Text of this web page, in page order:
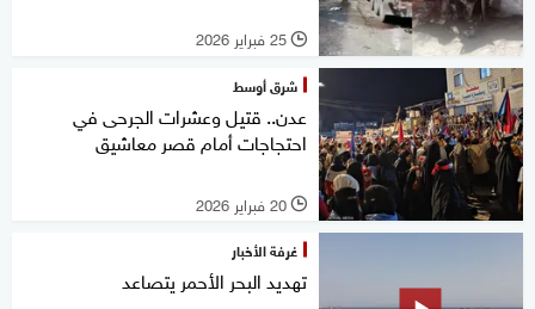
l 25 فبراير 2026
شرق أوسط
عدن.. قتيل وعشرات الجرحى في
احتجاجات أمام قصر معاشيق
l 20 فبراير 2026
غرفة الأخبار
تهديد البحر الأحمر يتصاعد